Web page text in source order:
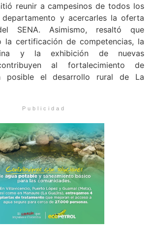
reunir a campesinos de todos los
departamento y acercarles la oferta
SENA. Asimismo, resaltó que
la certificación de competencias, la
y la exhibición de nuevas
al fortalecimiento de
posible el desarrollo rural de La
Publicidad